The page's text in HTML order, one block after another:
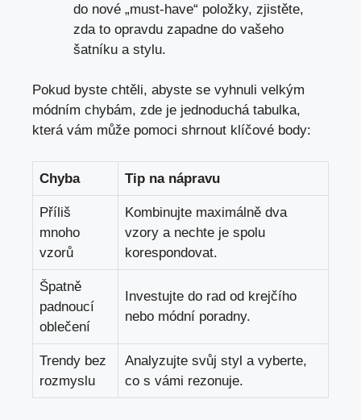
do nové „must-have“ položky, zjistěte,
zda to opravdu zapadne do vašeho
šatníku a stylu.
Pokud byste chtěli, abyste se vyhnuli velkým
módním chybám, zde je jednoduchá tabulka,
která vám může pomoci shrnout klíčové body:
Chyba Tip na nápravu
Příliš
mnoho
vzorů
Kombinujte maximálně dva
vzory a nechte je spolu
korespondovat.
Špatně
padnoucí
oblečení
Investujte do rad od krejčího
nebo módní poradny.
Trendy bez
rozmyslu
Analyzujte svůj styl a vyberte,
co s vámi rezonuje.